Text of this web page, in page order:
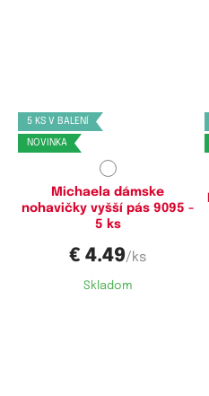
5 KS V BALENÍ
NOVINKA
M,L,XL,
Michaela dámske
nohavičky vyšší pás 9095 -
5 ks
€ 4.49/ks
Skladom